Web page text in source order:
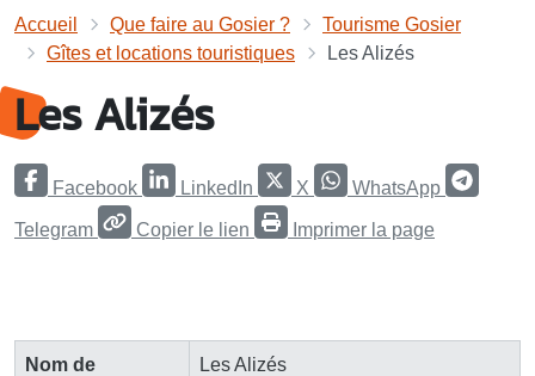
Accueil Que faire au Gosier ?
Tourisme Gosier
Gîtes et locations touristiques
Les Alizés
Les Alizés
Facebook LinkedIn X WhatsApp
Telegram Copier le lien Imprimer la page
Nom de
Les Alizés